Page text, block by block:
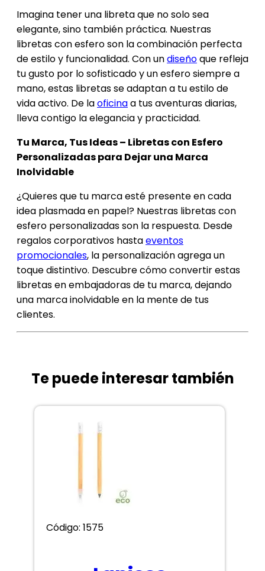
Imagina tener una libreta que no solo sea
elegante, sino también práctica. Nuestras
libretas con esfero son la combinación perfecta
de estilo y funcionalidad. Con undiseñoque refleja
tu gusto por lo sofisticado y un esfero siempre a
mano, estas libretas se adaptan a tu estilo de
vida activo. De laoficinaa tus aventuras diarias,
lleva contigo la elegancia y practicidad.
Tu Marca, Tus Ideas – Libretas con Esfero
Personalizadas para Dejar una Marca
Inolvidable
¿Quieres que tu marca esté presente en cada
idea plasmada en papel? Nuestras libretas con
esfero personalizadas son la respuesta. Desde
regalos corporativos hastaeventos
promocionales, la personalización agrega un
toque distintivo. Descubre cómo convertir estas
libretas en embajadoras de tu marca, dejando
una marca inolvidable en la mente de tus
clientes.
Te puede interesar también
Código: 1575